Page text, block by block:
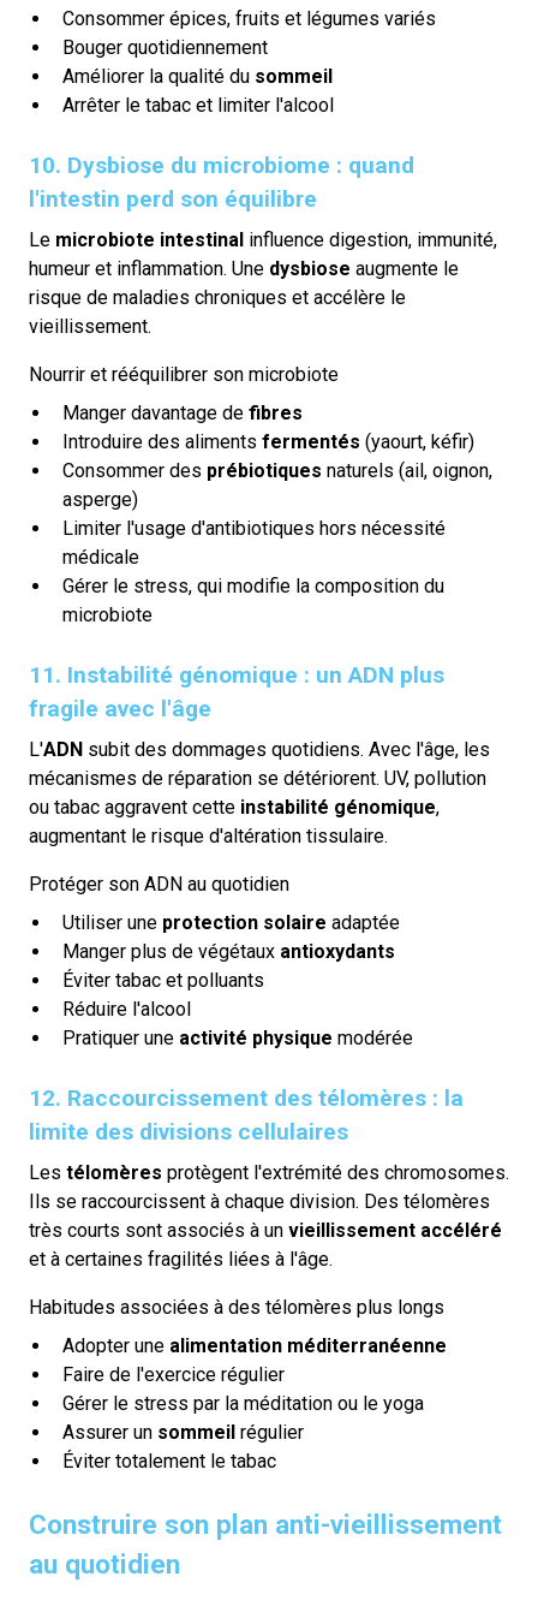
Consommer épices, fruits et légumes variés
Bouger quotidiennement
Améliorer la qualité du sommeil
Arrêter le tabac et limiter l'alcool
10. Dysbiose du microbiome : quand
l'intestin perd son équilibre
Le microbiote intestinal influence digestion, immunité,
humeur et inflammation. Une dysbiose augmente le
risque de maladies chroniques et accélère le
vieillissement.
Nourrir et rééquilibrer son microbiote
Manger davantage de fibres
Introduire des aliments fermentés (yaourt, kéfir)
Consommer des prébiotiques naturels (ail, oignon,
asperge)
Limiter l'usage d'antibiotiques hors nécessité
médicale
Gérer le stress, qui modifie la composition du
microbiote
11. Instabilité génomique : un ADN plus
fragile avec l'âge
L'ADN subit des dommages quotidiens. Avec l'âge, les
mécanismes de réparation se détériorent. UV, pollution
ou tabac aggravent cette instabilité génomique,
augmentant le risque d'altération tissulaire.
Protéger son ADN au quotidien
Utiliser une protection solaire adaptée
Manger plus de végétaux antioxydants
Éviter tabac et polluants
Réduire l'alcool
Pratiquer une activité physique modérée
12. Raccourcissement des télomères : la
limite des divisions cellulaires
Les télomères protègent l'extrémité des chromosomes.
Ils se raccourcissent à chaque division. Des télomères
très courts sont associés à un vieillissement accéléré
et à certaines fragilités liées à l'âge.
Habitudes associées à des télomères plus longs
Adopter une alimentation méditerranéenne
Faire de l'exercice régulier
Gérer le stress par la méditation ou le yoga
Assurer un sommeil régulier
Éviter totalement le tabac
Construire son plan anti-vieillissement
au quotidien